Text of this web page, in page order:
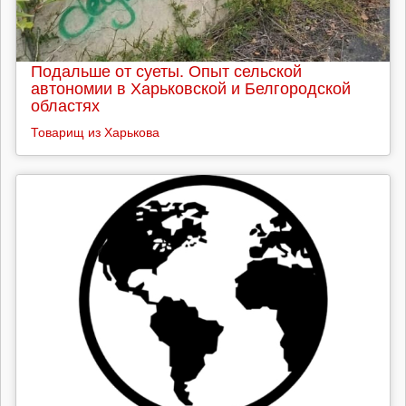
Подальше от суеты. Опыт сельской
автономии в Харьковской и Белгородской
областях
Товарищ из Харькова